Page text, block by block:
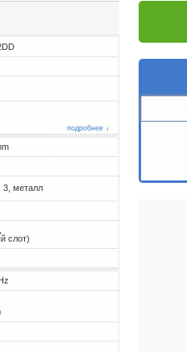
подробнее ↓
3, металл
слот)